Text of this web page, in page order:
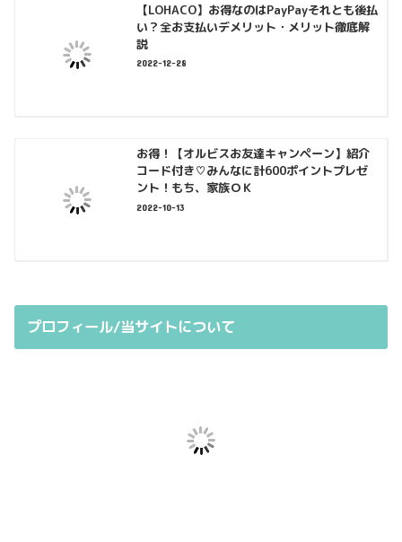
【LOHACO】お得なのはPayPayそれとも後払
い？全お支払いデメリット・メリット徹底解
説
2022-12-28
お得！【オルビスお友達キャンペーン】紹介
コード付き♡みんなに計600ポイントプレゼ
ント！もち、家族ＯＫ
2022-10-13
プロフィール/当サイトについて